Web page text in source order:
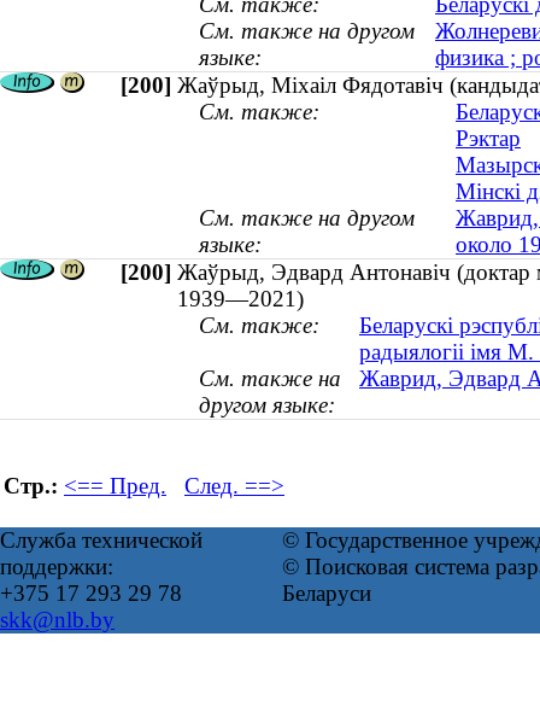
См. также на другом
языке:
физика ;
[200] Жаўрыд, Міхаіл Фядотавіч
См. также:
Рэктар
Мінскі
См. также на другом
языке:
Жаврид,
около
[200] Жаўрыд, Эдвард Антонавіч (доктар
1939—2021)
См. также:
Беларускі
радыялогіі імя
См. также на
другом языке:
Жаврид, Эдвард
Стр.: <== Пред. След. ==>
Служба технической
поддержки:
+375 17 293 29 78
skk@nlb.by
© Государственное
© Поисковая система
Беларуси